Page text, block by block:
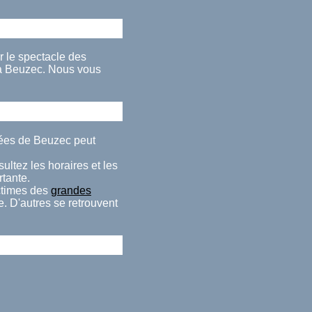
le spectacle des
Beuzec. Nous vous
de Beuzec peut
les horaires et les
des grandes
D'autres se retrouvent